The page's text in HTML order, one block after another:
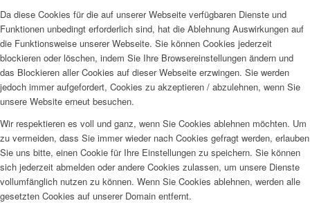
Da diese Cookies für die auf unserer Webseite verfügbaren Dienste und
Funktionen unbedingt erforderlich sind, hat die Ablehnung Auswirkungen auf
die Funktionsweise unserer Webseite. Sie können Cookies jederzeit
blockieren oder löschen, indem Sie Ihre Browsereinstellungen ändern und
das Blockieren aller Cookies auf dieser Webseite erzwingen. Sie werden
jedoch immer aufgefordert, Cookies zu akzeptieren / abzulehnen, wenn Sie
unsere Website erneut besuchen.
Wir respektieren es voll und ganz, wenn Sie Cookies ablehnen möchten. Um
zu vermeiden, dass Sie immer wieder nach Cookies gefragt werden, erlauben
Sie uns bitte, einen Cookie für Ihre Einstellungen zu speichern. Sie können
sich jederzeit abmelden oder andere Cookies zulassen, um unsere Dienste
vollumfänglich nutzen zu können. Wenn Sie Cookies ablehnen, werden alle
gesetzten Cookies auf unserer Domain entfernt.